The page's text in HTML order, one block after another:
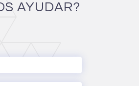
AYUDAR?